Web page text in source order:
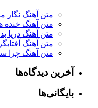
متن آهنگ نگار
متن آهنگ خنده
متن آهنگ دریا
متن آهنگ
متن آهنگ چرا
آخرین دیدگاه‌ها
بایگانی‌ها